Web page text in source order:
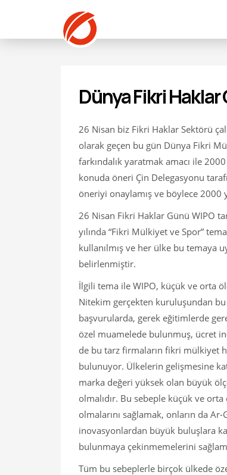
Dünya Fikri Haklar
26 Nisan biz Fikri Haklar Sektörü
olarak geçen bu gün Dünya Fikri
farkındalık yaratmak amacı ile
konuda öneri Çin Delegasyonu
öneriyi onaylamış ve böylece
26 Nisan Fikri Haklar Günü WIPO
yılında “Fikri Mülkiyet ve Spor”
kullanılmış ve her ülke bu temaya
belirlenmiştir.
İlgili tema ile WIPO, küçük ve orta
Nitekim gerçekten kuruluşundan
başvurularda, gerek eğitimlerde
özel muamelede bulunmuş, ücret
de bu tarz firmaların fikri mülkiyet
bulunuyor. Ülkelerin gelişmesine
marka değeri yüksek olan büyük
olmalıdır. Bu sebeple küçük ve
olmalarını sağlamak, onların da
inovasyonlardan büyük buluşlara
bulunmaya çekinmemelerini
Tüm bu sebeplerle birçok ülkede